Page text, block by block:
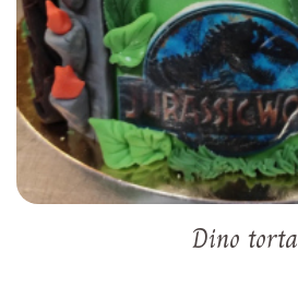
Dino torta